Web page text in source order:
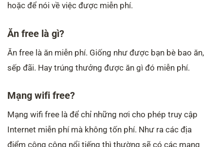
hoặc để nói về việc được miễn phí.
Ăn free là gì?
Ăn free là ăn miễn phí. Giống như được bạn bè bao ăn,
sếp đãi. Hay trúng thưởng được ăn gì đó miễn phí.
Mạng wifi free?
Mạng wifi free là để chỉ những nơi cho phép truy cập
Internet miễn phí mà không tốn phí. Như ra các địa
điểm công cộng nổi tiếng thì thường sẽ có các mạng